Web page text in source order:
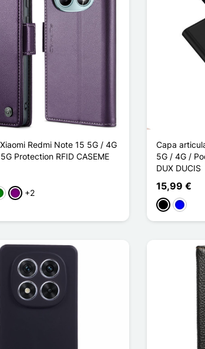
Redmi Note 15 5G / 4G
Protection RFID CASEME
Púrpura
+2
Capa
5G / 4G /
DUX DUCIS
15,99 €
PretoAzul